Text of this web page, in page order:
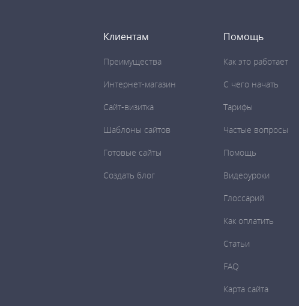
Клиентам
Преимущества
Интернет-магазин
Сайт-визитка
Шаблоны сайтов
Готовые сайты
Создать блог
Помощь
Как это работает
C чего начать
Тарифы
Частые вопросы
Помощь
Видеоуроки
Глоссарий
Как оплатить
Статьи
FAQ
Карта сайта